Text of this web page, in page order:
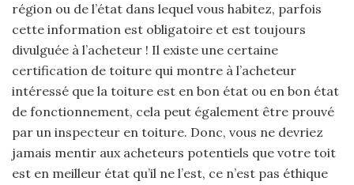
région ou de l’état dans lequel vous habitez, parfois
cette information est obligatoire et est toujours
divulguée à l’acheteur ! Il existe une certaine
certification de toiture qui montre à l’acheteur
intéressé que la toiture est en bon état ou en bon état
de fonctionnement, cela peut également être prouvé
par un inspecteur en toiture. Donc, vous ne devriez
jamais mentir aux acheteurs potentiels que votre toit
est en meilleur état qu’il ne l’est, ce n’est pas éthique